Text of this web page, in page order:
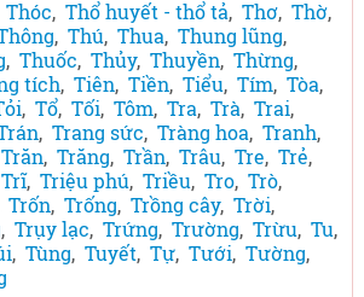
Thóc, Thổ huyết - thổ tả, Thơ, Thờ,
, Thú, Thua, Thung lũng,
, Thuốc, Thủy, Thuyền, Thừng,
tích, Tiên, Tiền, Tiểu, Tím, Tòa,
, Tổ, Tối, Tôm, Tra, Trà, Trai,
, Trang sức, Tràng hoa, Tranh,
Trăn, Trăng, Trần, Trâu, Tre, Trẻ,
Trĩ, Triệu phú, Triều, Tro, Trò,
Trốn, Trống, Trồng cây, Trời,
, Trụy lạc, Trứng, Trường, Trừu, Tu,
, Tùng, Tuyết, Tự, Tưới, Tường,